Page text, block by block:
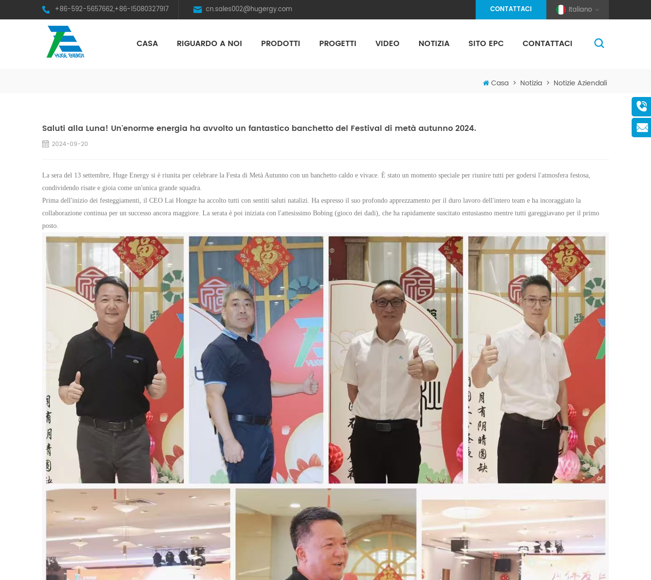
+86-592-5657662,+86-15080327917 cn.sales002@hugergy.com Italiano
CONTATTACI
CASA RIGUARDO A NOI PRODOTTI PROGETTI VIDEO NOTIZIA SITO EPC CONTATTACI
Casa > Notizia > Notizie Aziendali
Saluti alla Luna! Un'enorme energia ha avvolto un fantastico banchetto del Festival di metà autunno 2024.
2024-09-20
La sera del 13 settembre, Huge Energy si è riunita per celebrare la Festa di Metà Autunno con un banchetto caldo e vivace. È stato un momento speciale per riunire tutti per godersi l'atmosfera festosa,
condividendo risate e gioia come un'unica grande squadra.
Prima dell'inizio dei festeggiamenti, il CEO Lai Hongze ha accolto tutti con sentiti saluti natalizi. Ha espresso il suo profondo apprezzamento per il duro lavoro dell'intero team e ha incoraggiato la
collaborazione continua per un successo ancora maggiore. La serata è poi iniziata con l'attesissimo Bobing (gioco dei dadi), che ha rapidamente suscitato entusiasmo mentre tutti gareggiavano per il primo
posto.